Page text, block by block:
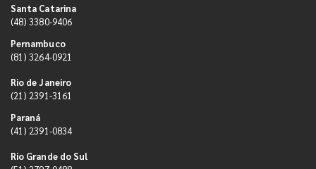
Santa Catarina
(48) 3380-9406
Pernambuco
(81) 3264-0921
Rio de Janeiro
(21) 2391-3161
Paraná
(41) 2391-0834
Rio Grande do Sul